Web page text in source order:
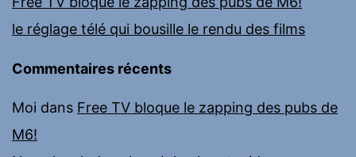
le réglage télé qui bousille le rendu des films
Commentaires récents
Moi dans Free TV bloque le zapping des pubs de
M6!